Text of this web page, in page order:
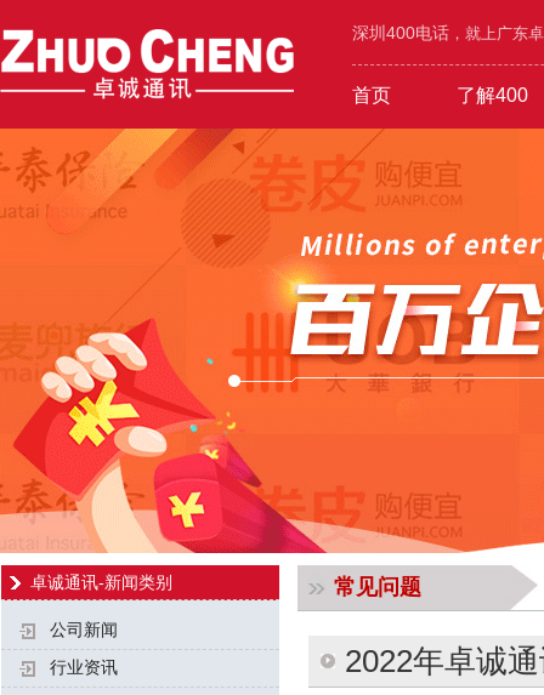
深圳400电话 ，就上广东
首页 了解400
400价值 400功能
600元年套餐
工业/环保/能源 机械/设备/五金
卓诚通讯-新闻类别
公司新闻
行业资讯
常见问题
2022年卓诚